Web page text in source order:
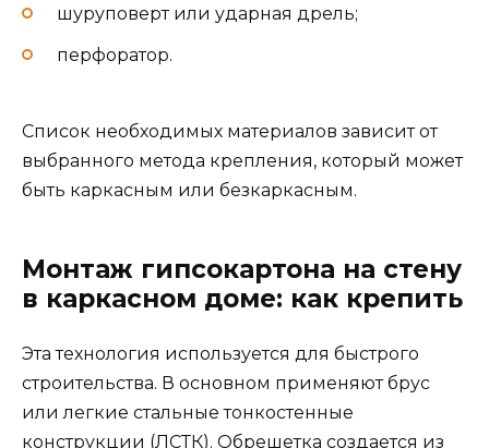
шуруповерт или ударная дрель;
перфоратор.
Список необходимых материалов зависит от
выбранного метода крепления, который может
быть каркасным или безкаркасным.
Монтаж гипсокартона на стену
в каркасном доме: как крепить
Эта технология используется для быстрого
строительства. В основном применяют брус
или легкие стальные тонкостенные
конструкции (ЛСТК). Обрешетка создается из